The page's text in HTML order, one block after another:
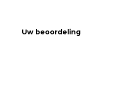
Uw beoordeling